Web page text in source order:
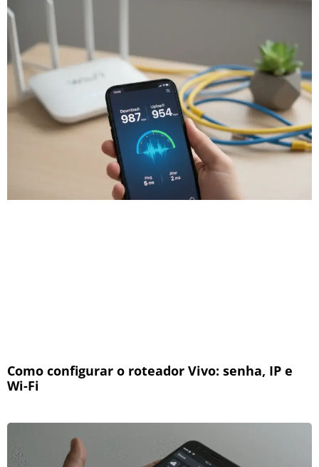
Como configurar o roteador Vivo: senha, IP e
Wi-Fi